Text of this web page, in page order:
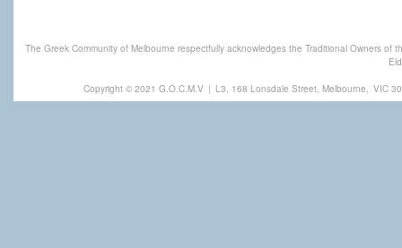
The Greek Community of Melbourne respectfully acknowledges the Traditional Owners
Copyright © 2021 G.O.C.M.V | L3, 168 Lonsdale Street, Melbourne, VIC